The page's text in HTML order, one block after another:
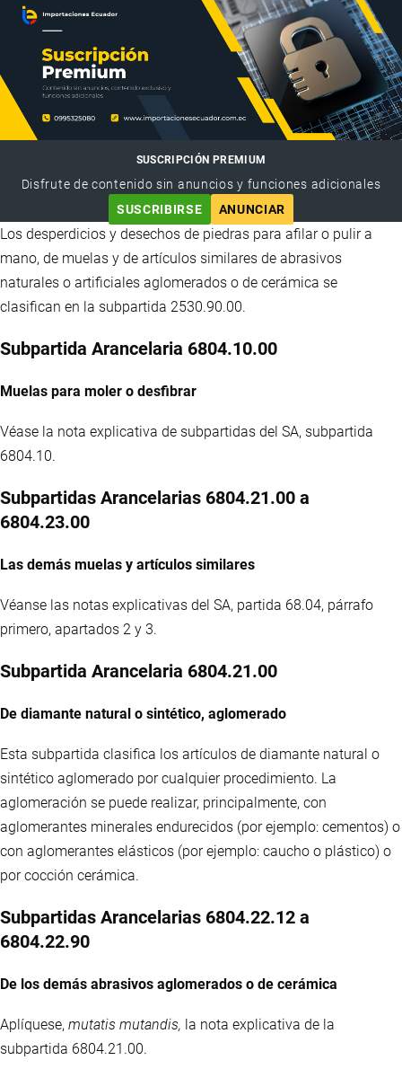
SUSCRIPCIÓN PREMIUM
Disfrute de contenido sin anuncios y funciones adicionales
SUSCRIBIRSE
ANUNCIAR
Los desperdicios y desechos de piedras para afilar o pulir a
mano, de muelas y de artículos similares de abrasivos
naturales o artificiales aglomerados o de cerámica se
clasifican en la subpartida 2530.90.00.
Subpartida Arancelaria 6804.10.00
Muelas para moler o desfibrar
Véase la nota explicativa de subpartidas del SA, subpartida
6804.10.
Subpartidas Arancelarias 6804.21.00 a
6804.23.00
Las demás muelas y artículos similares
Véanse las notas explicativas del SA, partida 68.04, párrafo
primero, apartados 2 y 3.
Subpartida Arancelaria 6804.21.00
De diamante natural o sintético, aglomerado
Esta subpartida clasifica los artículos de diamante natural o
sintético aglomerado por cualquier procedimiento. La
aglomeración se puede realizar, principalmente, con
aglomerantes minerales endurecidos (por ejemplo: cementos) o
con aglomerantes elásticos (por ejemplo: caucho o plástico) o
por cocción cerámica.
Subpartidas Arancelarias 6804.22.12 a
6804.22.90
De los demás abrasivos aglomerados o de cerámica
Aplíquese, mutatis mutandis, la nota explicativa de la
subpartida 6804.21.00.